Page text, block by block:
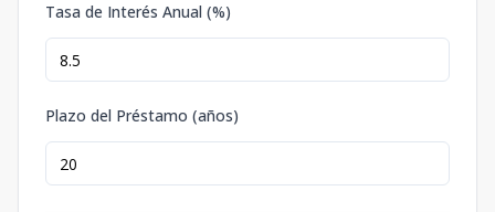
Tasa de Interés Anual (%)
Plazo del Préstamo (años)